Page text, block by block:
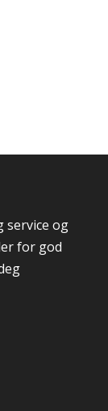
service og
for god